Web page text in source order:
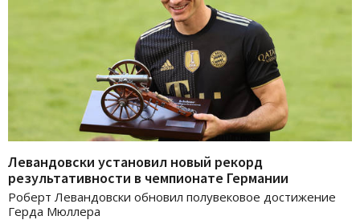
Левандовски установил новый рекорд
результативности в чемпионате Германии
Роберт Левандовски обновил полувековое достижение
Герда Мюллера